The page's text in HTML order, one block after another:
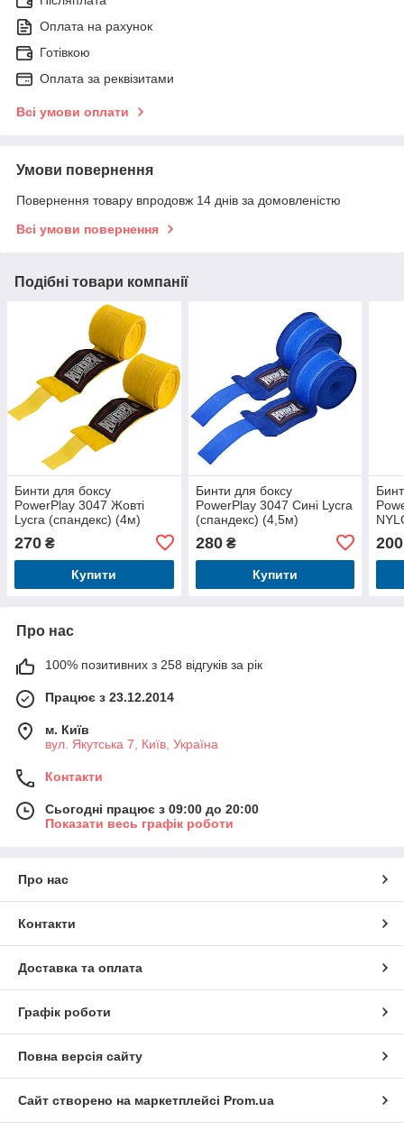
Оплата на рахунок
Готівкою
Оплата за реквізитами
Всі умови оплати
Умови повернення
Повернення товару впродовж 14 днів за домовленістю
Всі умови повернення
Подібні товари компанії
Бинти для боксу
PowerPlay 3047 Жовті
Lycra (спандекс) (4м)
270 ₴
Купити
Бинти для боксу
PowerPlay 3047 Сині Lycra
(спандекс) (4,5м)
280₴
Купити
200
Про нас
100% позитивних з 258 відгуків за рік
Працює з 23.12.2014
м. Київ
вул. Якутська 7, Київ, Україна
Контакти
Сьогодні працює з 09:00 до 20:00
Показати весь графік роботи
Про нас
Контакти
Доставка та оплата
Графік роботи
Повна версія сайту
Сайт створено на маркетплейсі Prom.ua